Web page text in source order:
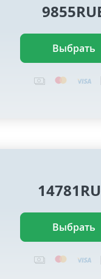
Выбрать
Выбрать